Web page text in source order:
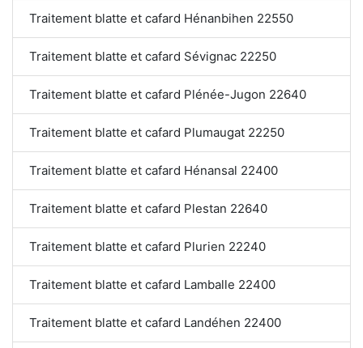
Traitement blatte et cafard Hénanbihen 22550
Traitement blatte et cafard Sévignac 22250
Traitement blatte et cafard Plénée-Jugon 22640
Traitement blatte et cafard Plumaugat 22250
Traitement blatte et cafard Hénansal 22400
Traitement blatte et cafard Plestan 22640
Traitement blatte et cafard Plurien 22240
Traitement blatte et cafard Lamballe 22400
Traitement blatte et cafard Landéhen 22400